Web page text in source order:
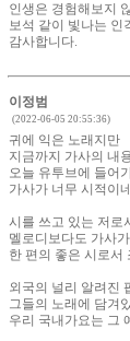
인생은 경험해보지
보석 같이 빛나는 인
감사합니다.
이정범
(2022-06-05 20:55:36)
귀에 익은 노래지만
지금까지 가사의 내
오늘 유투브에 들어
가사가 너무 시적이
시를 쓰고 있는 저로
멜로디보다도 가사
한 편의 좋은 시로서
외국의 널리 알려진
그들의 노래에 담겨
우리 국내가요는 그